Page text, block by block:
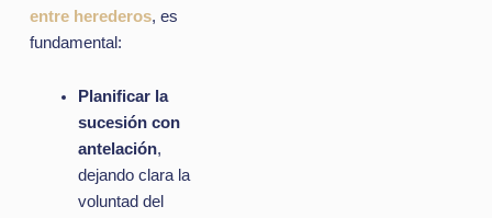
entre herederos, es
fundamental:
Planificar la
sucesión con
antelación,
dejando clara la
voluntad del